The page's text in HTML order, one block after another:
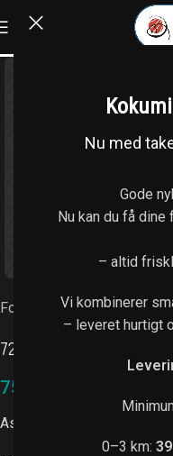
Nu med
Gode
Nu kan du få
– altid
Vi kombinerer
– leveret hurtigt
0–3 km:
Forside Uramaki (8 stk.)
72. Yasai vega
75,00
Asparges, tofu, avocado,